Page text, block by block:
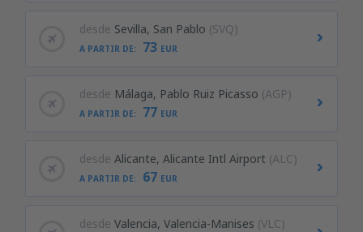
desde Sevilla, San Pablo (SVQ)
A PARTIR DE: 73 EUR
desde Málaga, Pablo Ruiz Picasso (AGP)
A PARTIR DE: 77 EUR
desde Alicante, Alicante Intl Airport (ALC)
A PARTIR DE: 67 EUR
desde Valencia, Valencia-Manises (VLC)